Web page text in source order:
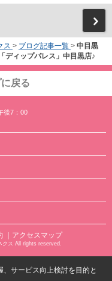
ス > ブログ記事一覧 > 中目黒
ディップパレス」中目黒店♪
戻る
後7：00
｜アクセスマップ
ス All rights reserved.
サービス向上検討を目的と